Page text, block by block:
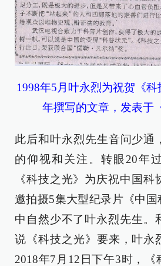
1998年5月叶永烈为祝贺《
年撰写的文章，发表于
此后和叶永烈先生音问少通
的仰视和关注。转眼20年
《科技之光》为庆祝中国科
邀拍摄5集大型纪录片《中国
中自然少不了叶永烈先生。
说《科技之光》要来，叶永
2018年7月12日下午3时，《